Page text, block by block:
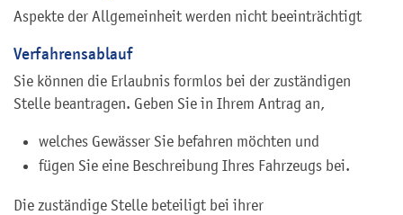
Aspekte der Allgemeinheit werden nicht beeinträchtigt
Verfahrensablauf
Sie können die Erlaubnis formlos bei der zuständigen
Stelle beantragen. Geben Sie in Ihrem Antrag an,
welches Gewässer Sie befahren möchten und
fügen Sie eine Beschreibung Ihres Fahrzeugs bei.
Die zuständige Stelle beteiligt bei ihrer